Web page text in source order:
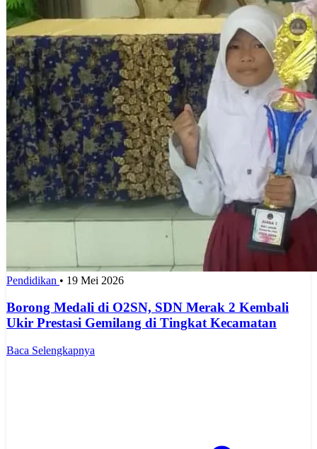
Pendidikan • 19 Mei 2026
Borong Medali di O2SN, SDN Merak 2 Kembali
Ukir Prestasi Gemilang di Tingkat Kecamatan
Baca Selengkapnya